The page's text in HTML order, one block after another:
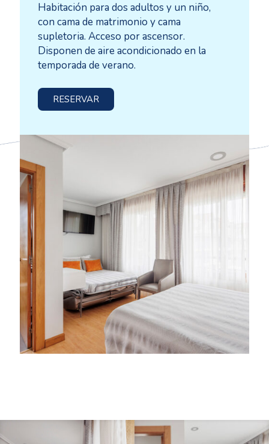
Habitación para dos adultos y un niño,
con cama de matrimonio y cama
supletoria. Acceso por ascensor.
Disponen de aire acondicionado en la
temporada de verano.
RESERVAR